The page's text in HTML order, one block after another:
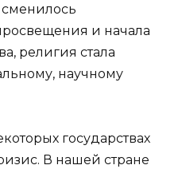
сменилось
и начала
религия стала
научному
государствах
В нашей стране